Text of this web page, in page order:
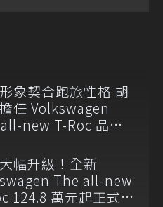
象契合跑旅性格 胡
任 Volkswagen
new T-Roc 品牌
幅升級！全新
The all-new
124.8 萬元起正式上